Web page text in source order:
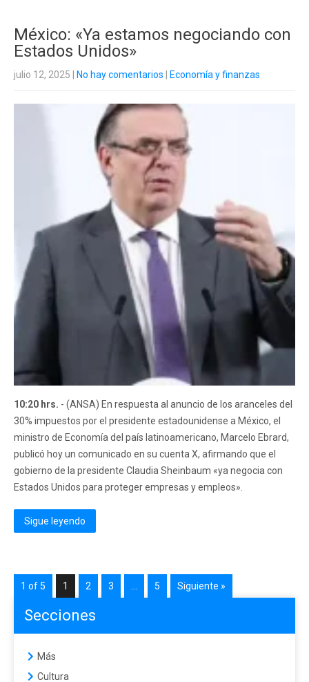
México: «Ya estamos negociando con
Estados Unidos»
julio 12, 2025 No hay comentarios Economía y finanzas
10:20 hrs. - (ANSA) En respuesta al anuncio de los aranceles del
30% impuestos por el presidente estadounidense a México, el
ministro de Economía del país latinoamericano, Marcelo Ebrard,
publicó hoy un comunicado en su cuenta X, afirmando que el
gobierno de la presidente Claudia Sheinbaum «ya negocia con
Estados Unidos para proteger empresas y empleos».
Sigue leyendo
1 of 5 1 2 3 5 Siguiente »
Secciones
Más
Cultura